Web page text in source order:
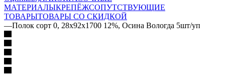
МАТЕРИАЛЫКРЕПЁЖСОПУТСТВУЮЩИЕ
ТОВАРЫТОВАРЫ СО СКИДКОЙ
—Полок сорт 0, 28x92x1700 12%, Осина Вологда 5шт/уп